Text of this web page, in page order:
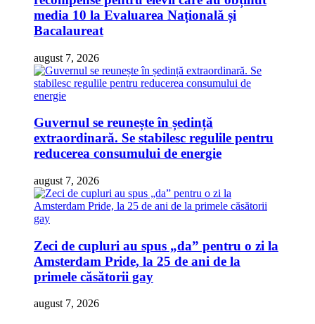
media 10 la Evaluarea Națională și
Bacalaureat
august 7, 2026
Guvernul se reunește în ședință
extraordinară. Se stabilesc regulile pentru
reducerea consumului de energie
august 7, 2026
Zeci de cupluri au spus „da” pentru o zi la
Amsterdam Pride, la 25 de ani de la
primele căsătorii gay
august 7, 2026